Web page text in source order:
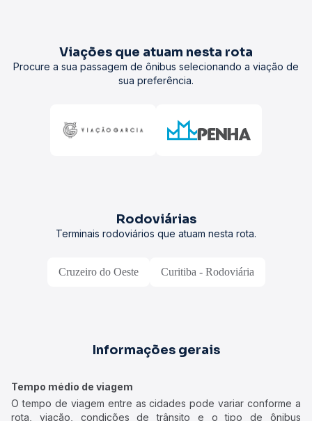
Viações que atuam nesta rota
Procure a sua passagem de ônibus selecionando a viação de
sua preferência.
Rodoviárias
Terminais rodoviários que atuam nesta rota.
Cruzeiro do Oeste Curitiba - Rodoviária
Informações gerais
Tempo médio de viagem
O tempo de viagem entre as cidades pode variar conforme a
rota, viação, condições de trânsito e o tipo de ônibus